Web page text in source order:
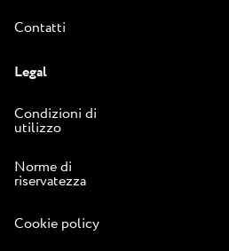
Contatti
Legal
Condizioni di
utilizzo
Norme di
riservatezza
Cookie policy